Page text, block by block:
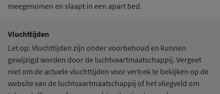
meegenomen en slaapt in een apart bed.
Vluchttijden
Let op: Vluchttijden zijn onder voorbehoud en kunnen
gewijzigd worden door de luchtvaartmaatschappij. Vergeet
niet om de actuele vluchttijden voor vertrek te bekijken op de
website van de luchtvaartmaatschappij of het vliegveld om